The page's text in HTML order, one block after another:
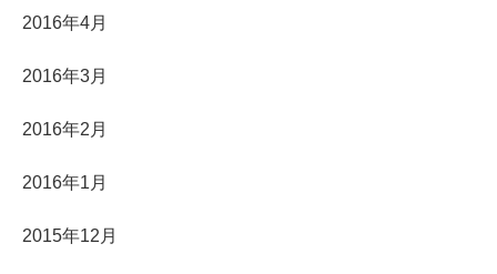
2016年4月
2016年3月
2016年2月
2016年1月
2015年12月